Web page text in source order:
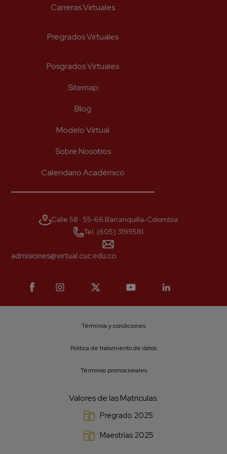
Carreras Virtuales
Pregrados Virtuales
Posgrados Virtuales
Sitemap
Blog
Modelo Virtual
Sobre Nosotros
Calendario Académico
Calle 58 · 55-66 Barranquilla-Colombia
Tel: (605) 3199581
admisiones@virtual.cuc.edu.co
Términos y condiciones
Política de tratamiento de datos
Términos promocionales
Valores de las Matrículas:
Pregrado 2025
Maestrías 2025